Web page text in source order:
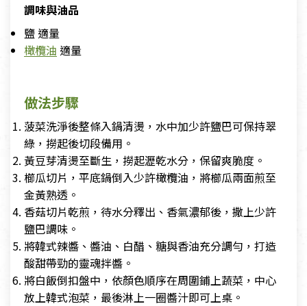
調味與油品
鹽 適量
橄欖油 適量
做法步驟
菠菜洗淨後整條入鍋清燙，水中加少許鹽巴可保持翠
綠，撈起後切段備用。
黃豆芽清燙至斷生，撈起瀝乾水分，保留爽脆度。
櫛瓜切片，平底鍋倒入少許橄欖油，將櫛瓜兩面煎至
金黃熟透。
香菇切片乾煎，待水分釋出、香氣濃郁後，撒上少許
鹽巴調味。
將韓式辣醬、醬油、白醋、糖與香油充分調勻，打造
酸甜帶勁的靈魂拌醬。
將白飯倒扣盤中，依顏色順序在周圍鋪上蔬菜，中心
放上韓式泡菜，最後淋上一圈醬汁即可上桌。